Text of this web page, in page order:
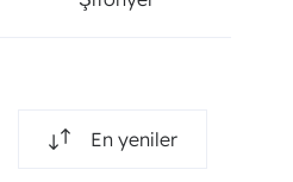
En yeniler